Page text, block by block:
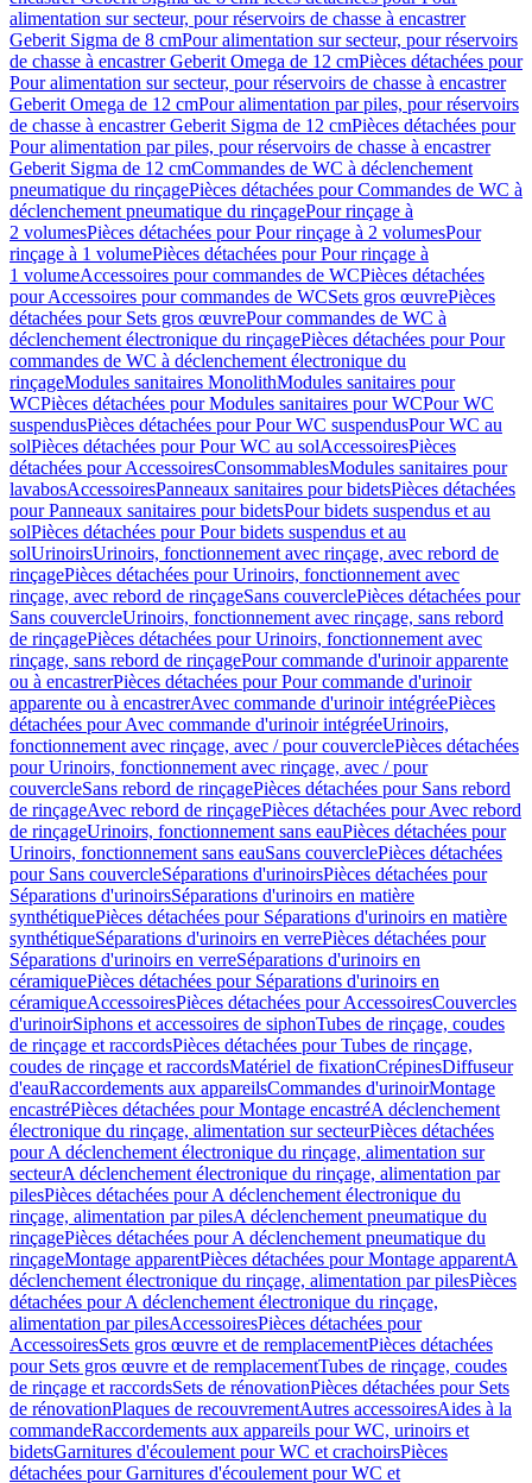
alimentation sur secteur, pour réservoirs de chasse à encastrer
Geberit Sigma de 8 cmPour alimentation sur secteur, pour réservoirs
de chasse à encastrer Geberit Omega de 12 cmPièces détachées pour
Pour alimentation sur secteur, pour réservoirs de chasse à encastrer
Geberit Omega de 12 cmPour alimentation par piles, pour réservoirs
de chasse à encastrer Geberit Sigma de 12 cmPièces détachées pour
Pour alimentation par piles, pour réservoirs de chasse à encastrer
Geberit Sigma de 12 cmCommandes de WC à déclenchement
pneumatique du rinçagePièces détachées pour Commandes de WC à
déclenchement pneumatique du rinçagePour rinçage à
2 volumesPièces détachées pour Pour rinçage à 2 volumesPour
rinçage à 1 volumePièces détachées pour Pour rinçage à
1 volumeAccessoires pour commandes de WCPièces détachées
pour Accessoires pour commandes de WCSets gros œuvrePièces
détachées pour Sets gros œuvrePour commandes de WC à
déclenchement électronique du rinçagePièces détachées pour Pour
commandes de WC à déclenchement électronique du
rinçageModules sanitaires MonolithModules sanitaires pour
WCPièces détachées pour Modules sanitaires pour WCPour WC
suspendusPièces détachées pour Pour WC suspendusPour WC au
solPièces détachées pour Pour WC au solAccessoiresPièces
détachées pour AccessoiresConsommablesModules sanitaires pour
lavabosAccessoiresPanneaux sanitaires pour bidetsPièces détachées
pour Panneaux sanitaires pour bidetsPour bidets suspendus et au
solPièces détachées pour Pour bidets suspendus et au
solUrinoirsUrinoirs, fonctionnement avec rinçage, avec rebord de
rinçagePièces détachées pour Urinoirs, fonctionnement avec
rinçage, avec rebord de rinçageSans couverclePièces détachées pour
Sans couvercleUrinoirs, fonctionnement avec rinçage, sans rebord
de rinçagePièces détachées pour Urinoirs, fonctionnement avec
rinçage, sans rebord de rinçagePour commande d'urinoir apparente
ou à encastrerPièces détachées pour Pour commande d'urinoir
apparente ou à encastrerAvec commande d'urinoir intégréePièces
détachées pour Avec commande d'urinoir intégréeUrinoirs,
fonctionnement avec rinçage, avec / pour couverclePièces détachées
pour Urinoirs, fonctionnement avec rinçage, avec / pour
couvercleSans rebord de rinçagePièces détachées pour Sans rebord
de rinçageAvec rebord de rinçagePièces détachées pour Avec rebord
de rinçageUrinoirs, fonctionnement sans eauPièces détachées pour
Urinoirs, fonctionnement sans eauSans couverclePièces détachées
pour Sans couvercleSéparations d'urinoirsPièces détachées pour
Séparations d'urinoirsSéparations d'urinoirs en matière
synthétiquePièces détachées pour Séparations d'urinoirs en matière
synthétiqueSéparations d'urinoirs en verrePièces détachées pour
Séparations d'urinoirs en verreSéparations d'urinoirs en
céramiquePièces détachées pour Séparations d'urinoirs en
céramiqueAccessoiresPièces détachées pour AccessoiresCouvercles
d'urinoirSiphons et accessoires de siphonTubes de rinçage, coudes
de rinçage et raccordsPièces détachées pour Tubes de rinçage,
coudes de rinçage et raccordsMatériel de fixationCrépinesDiffuseur
d'eauRaccordements aux appareilsCommandes d'urinoirMontage
encastréPièces détachées pour Montage encastréA déclenchement
électronique du rinçage, alimentation sur secteurPièces détachées
pour A déclenchement électronique du rinçage, alimentation sur
secteurA déclenchement électronique du rinçage, alimentation par
pilesPièces détachées pour A déclenchement électronique du
rinçage, alimentation par pilesA déclenchement pneumatique du
rinçagePièces détachées pour A déclenchement pneumatique du
rinçageMontage apparentPièces détachées pour Montage apparentA
déclenchement électronique du rinçage, alimentation par pilesPièces
détachées pour A déclenchement électronique du rinçage,
alimentation par pilesAccessoiresPièces détachées pour
AccessoiresSets gros œuvre et de remplacementPièces détachées
pour Sets gros œuvre et de remplacementTubes de rinçage, coudes
de rinçage et raccordsSets de rénovationPièces détachées pour Sets
de rénovationPlaques de recouvrementAutres accessoiresAides à la
commandeRaccordements aux appareils pour WC, urinoirs et
bidetsGarnitures d'écoulement pour WC et crachoirsPièces
détachées pour Garnitures d'écoulement pour WC et